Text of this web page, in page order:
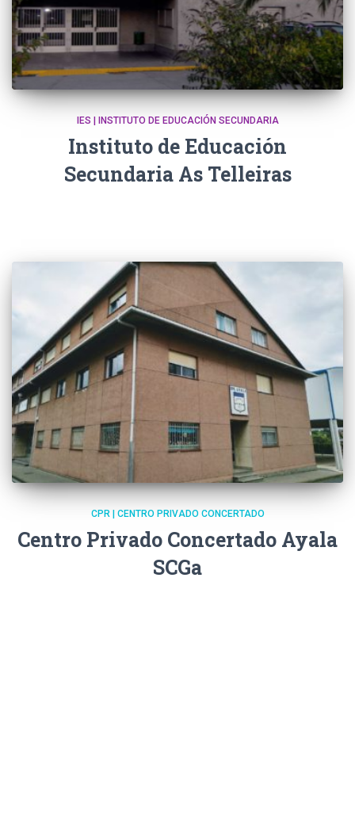
IES | INSTITUTO DE EDUCACIÓN SECUNDARIA
Instituto de Educación
Secundaria As Telleiras
CPR | CENTRO PRIVADO CONCERTADO
Centro Privado Concertado Ayala
SCGa